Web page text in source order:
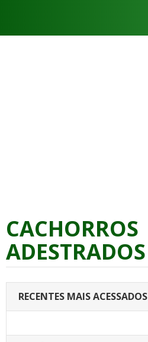
CACHORROS
ADESTRADOS
RECENTES MAIS ACESSADOS